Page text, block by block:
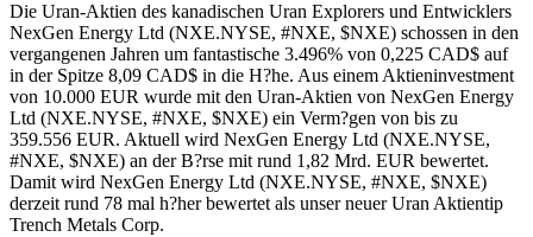
Die Uran-Aktien des kanadischen Uran Explorers und Entwicklers
NexGen Energy Ltd (NXE.NYSE, #NXE, $NXE) schossen in den
vergangenen Jahren um fantastische 3.496% von 0,225 CAD$ auf
in der Spitze 8,09 CAD$ in die H?he. Aus einem Aktieninvestment
von 10.000 EUR wurde mit den Uran-Aktien von NexGen Energy
Ltd (NXE.NYSE, #NXE, $NXE) ein Verm?gen von bis zu
359.556 EUR. Aktuell wird NexGen Energy Ltd (NXE.NYSE,
#NXE, $NXE) an der B?rse mit rund 1,82 Mrd. EUR bewertet.
Damit wird NexGen Energy Ltd (NXE.NYSE, #NXE, $NXE)
derzeit rund 78 mal h?her bewertet als unser neuer Uran Aktientip
Trench Metals Corp.